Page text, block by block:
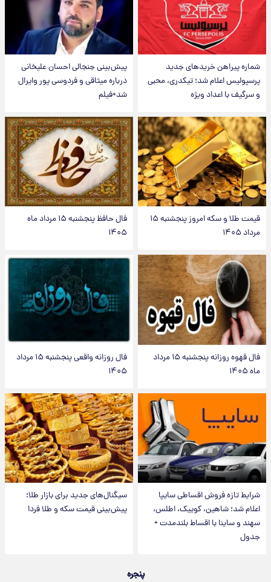
شماره پیراهن خریدهای جدید
پرسپولیس اعلام شد؛ تیکدری، محبی
و سرگیف با اعداد ویژه
پیش‌بینی جنجالی احسان علیخانی
درباره میثاقی و فردوسی پور وایرال
شد+فیلم
قیمت طلا و سکه امروز پنجشنبه ۱۵
مرداد ۱۴۰۵
فال حافظ پنجشنبه ۱۵ مرداد ماه
۱۴۰۵
فال قهوه روزانه پنجشنبه ۱۵ مرداد
ماه ۱۴۰۵
فال روزانه واقعی پنجشنبه ۱۵ مرداد
۱۴۰۵
شرایط تازه فروش اقساطی سایپا
اعلام شد؛ شاهین، کوییک، اطلس،
سهند و ساینا با اقساط بلندمدت +
جدول
سیگنال‌های جدید برای بازار طلا؛
پیش‌بینی قیمت سکه و طلا فردا
پنجره